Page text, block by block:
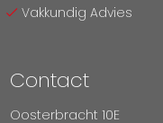
Vakkundig Advies
Contact
Oosterbracht 10E